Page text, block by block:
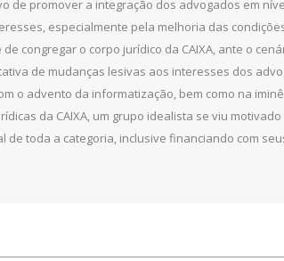
de promover a integração dos advogados em
especialmente pela melhoria das
congregar o corpo jurídico da CAIXA, ante o
de mudanças lesivas aos interesses dos
o advento da informatização, bem como na
da CAIXA, um grupo idealista se viu
de toda a categoria, inclusive financiando com